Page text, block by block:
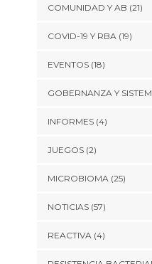
COMUNIDAD Y AB (21)
COVID-19 Y RBA(19)
EVENTOS(18)
GOBERNANZA Y
INFORMES(4)
JUEGOS(2)
MICROBIOMA(25)
NOTICIAS(57)
REACTIVA(4)